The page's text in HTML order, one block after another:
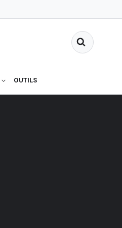
OUTILS